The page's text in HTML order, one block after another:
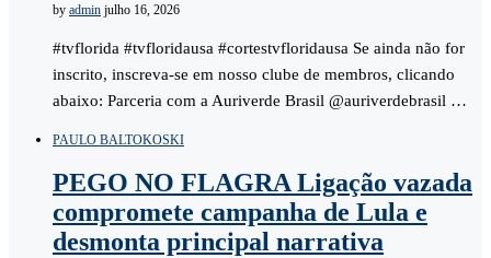
by admin julho 16, 2026
#tvflorida #tvfloridausa #cortestvfloridausa Se ainda não for
inscrito, inscreva-se em nosso clube de membros, clicando
abaixo: Parceria com a Auriverde Brasil @auriverdebrasil …
PAULO BALTOKOSKI
PEGO NO FLAGRA Ligação vazada
compromete campanha de Lula e
desmonta principal narrativa